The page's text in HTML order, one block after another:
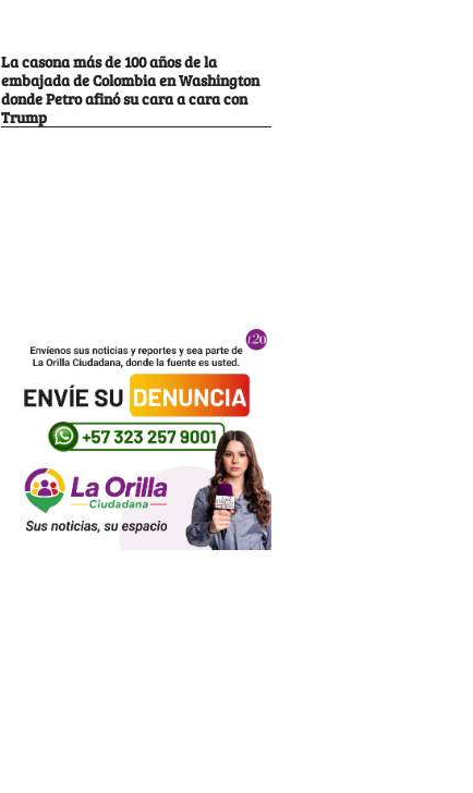
La casona más de 100 años de la
embajada de Colombia en Washington
donde Petro afinó su cara a cara con
Trump